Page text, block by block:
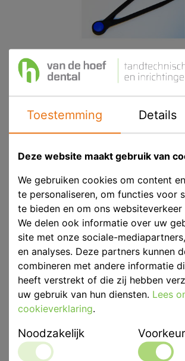
Clan Passer Betand
Product ID
CLA 52900
Voorraad
Niet
Eenheid
p/st
Merk
Clan Dental
Productbeschrijving
Accessoire voor Clan Afdruklepels
Toestemming Details
Deze website maakt gebruik van
We gebruiken cookies om content
te personaliseren, om functies voor
te bieden en om ons websiteverkeer
We delen ook informatie over uw
site met onze sociale-
en analyses. Deze partners kunnen
combineren met andere informatie
heeft verstrekt of die zij hebben
uw gebruik van hun diensten. Lees
cookieverklaring.
Noodzakelijk